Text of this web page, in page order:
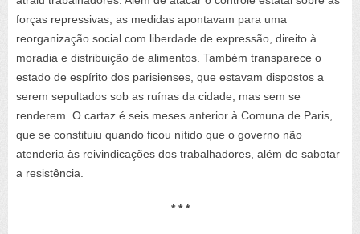
forças repressivas, as medidas apontavam para uma
reorganização social com liberdade de expressão, direito à
moradia e distribuição de alimentos. Também transparece o
estado de espírito dos parisienses, que estavam dispostos a
serem sepultados sob as ruínas da cidade, mas sem se
renderem. O cartaz é seis meses anterior à Comuna de Paris,
que se constituiu quando ficou nítido que o governo não
atenderia às reivindicações dos trabalhadores, além de sabotar
a resistência.
* * *